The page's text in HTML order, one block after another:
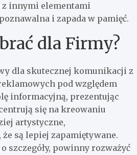
z innymi elementami
i zapada w pamięć.
dla Firmy?
dla skutecznej komunikacji z
pod względem
informacyjną, prezentując
się na kreowaniu
artystyczne,
są lepiej zapamiętywane.
szczegóły, powinny rozważyć